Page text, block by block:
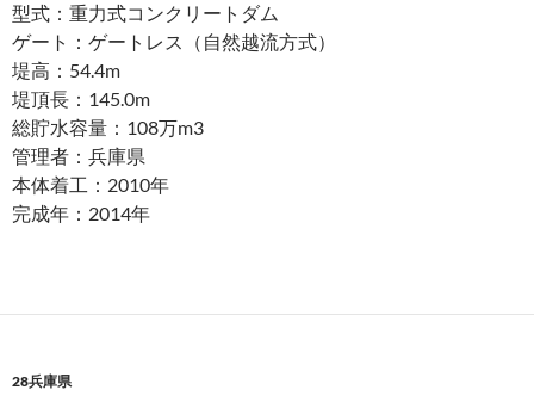
型式：重力式コンクリートダム
ゲート：ゲートレス（自然越流方式）
堤高：54.4m
堤頂長：145.0m
総貯水容量：108万m3
管理者：兵庫県
本体着工：2010年
完成年：2014年
28兵庫県